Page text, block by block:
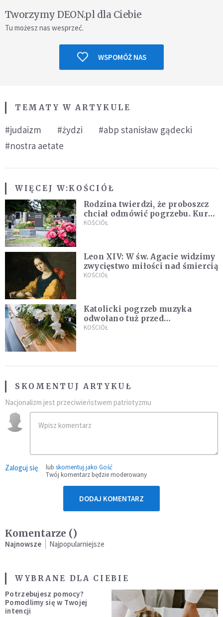
Tworzymy DEON.pl dla Ciebie
Tu możesz nas wesprzeć.
WSPOMÓŻ NAS
TEMATY W ARTYKULE
#judaizm #żydzi
#abp stanisław gądecki
#nostra aetate
WIĘCEJ W:KOŚCIÓŁ
Rodzina twierdzi, że proboszcz
chciał odmówić pogrzebu. Kuria
zapowiada wyjaśnienia
KOŚCIÓŁ
Leon XIV: W św. Agacie widzimy
zwycięstwo miłości nad śmiercią
KOŚCIÓŁ
Katolicki pogrzeb muzyka
odwołano tuż przed
uroczystością. Powodem była
KOŚCIÓŁ
SKOMENTUJ ARTYKUŁ
Nacjonalizm jest przeciwieństwem patriotyzmu
Zaloguj się lub skomentuj jako Gość
Twój komentarz będzie moderowany
DODAJ KOMENTARZ
Komentarze ()
Najnowsze Najpopularniejsze
WYBRANE DLA CIEBIE
Potrzebujesz pomocy?
Pomodlimy się w Twojej
intencji